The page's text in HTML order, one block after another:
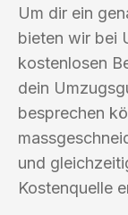
Um dir ein
bieten wir bei
kostenlosen
dein
besprechen
und
Kostenquelle